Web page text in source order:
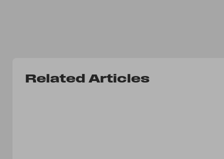
Related Articles